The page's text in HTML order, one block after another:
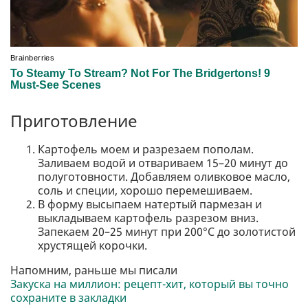
Приготовление
Картофель моем и разрезаем пополам.
Заливаем водой и отвариваем 15–20 минут до
полуготовности. Добавляем оливковое масло,
соль и специи, хорошо перемешиваем.
В форму высыпаем натертый пармезан и
выкладываем картофель разрезом вниз.
Запекаем 20–25 минут при 200°C до золотистой
хрустящей корочки.
Напомним, раньше мы писали
Закуска на миллион: рецепт-хит, который вы точно
сохраните в закладки